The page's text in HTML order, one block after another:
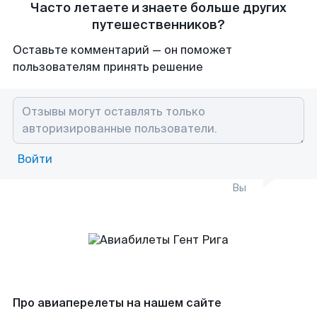
Часто летаете и знаете больше других
путешественников?
Оставьте комментарий — он поможет
пользователям принять решение
Войти
Вы
Про авиаперелеты на нашем сайте